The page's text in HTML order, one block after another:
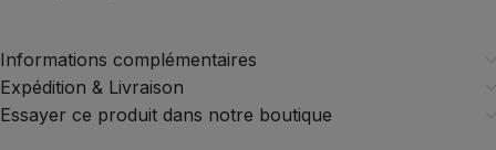
Informations complémentaires
Expédition & Livraison
Essayer ce produit dans notre boutique